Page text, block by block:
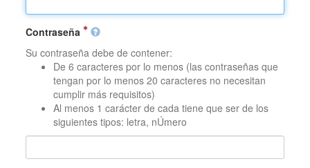
Contraseña
Su contraseña debe de contener:
De 6 caracteres por lo menos (las contraseñas que
tengan por lo menos 20 caracteres no necesitan
cumplir más requisitos)
Al menos 1 carácter de cada tiene que ser de los
siguientes tipos: letra, nÚmero